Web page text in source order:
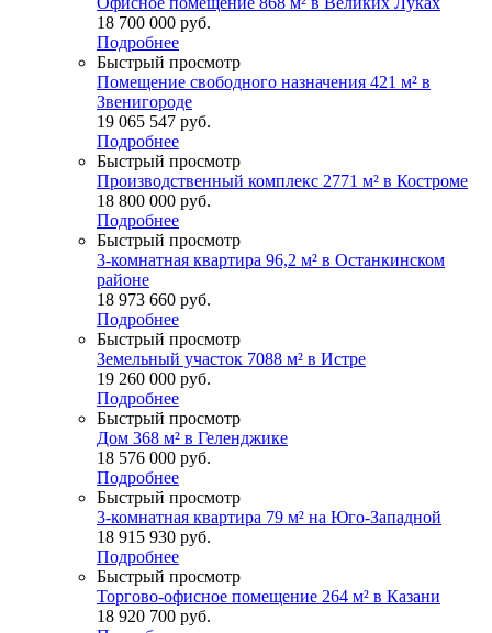
18 700 000 руб.
Подробнее
Быстрый просмотр
Помещение свободного назначения 421 м² в
Звенигороде
19 065 547 руб.
Подробнее
Быстрый просмотр
Производственный комплекс 2771 м² в Костроме
18 800 000 руб.
Подробнее
Быстрый просмотр
3-комнатная квартира 96,2 м² в Останкинском
районе
18 973 660 руб.
Подробнее
Быстрый просмотр
Земельный участок 7088 м² в Истре
19 260 000 руб.
Подробнее
Быстрый просмотр
Дом 368 м² в Геленджике
18 576 000 руб.
Подробнее
Быстрый просмотр
3-комнатная квартира 79 м² на Юго-Западной
18 915 930 руб.
Подробнее
Быстрый просмотр
Торгово-офисное помещение 264 м² в Казани
18 920 700 руб.